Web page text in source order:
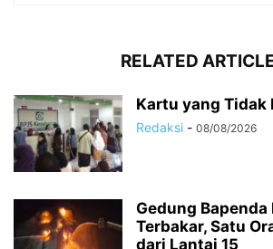
RELATED
Kartu yang Tidak
Redaksi - 08/08/2026
Gedung Bapenda
Terbakar, Satu
dari Lantai 15